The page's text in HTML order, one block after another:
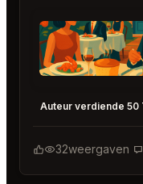
★★ ★5
Auteur verdiende 50
32weergaven